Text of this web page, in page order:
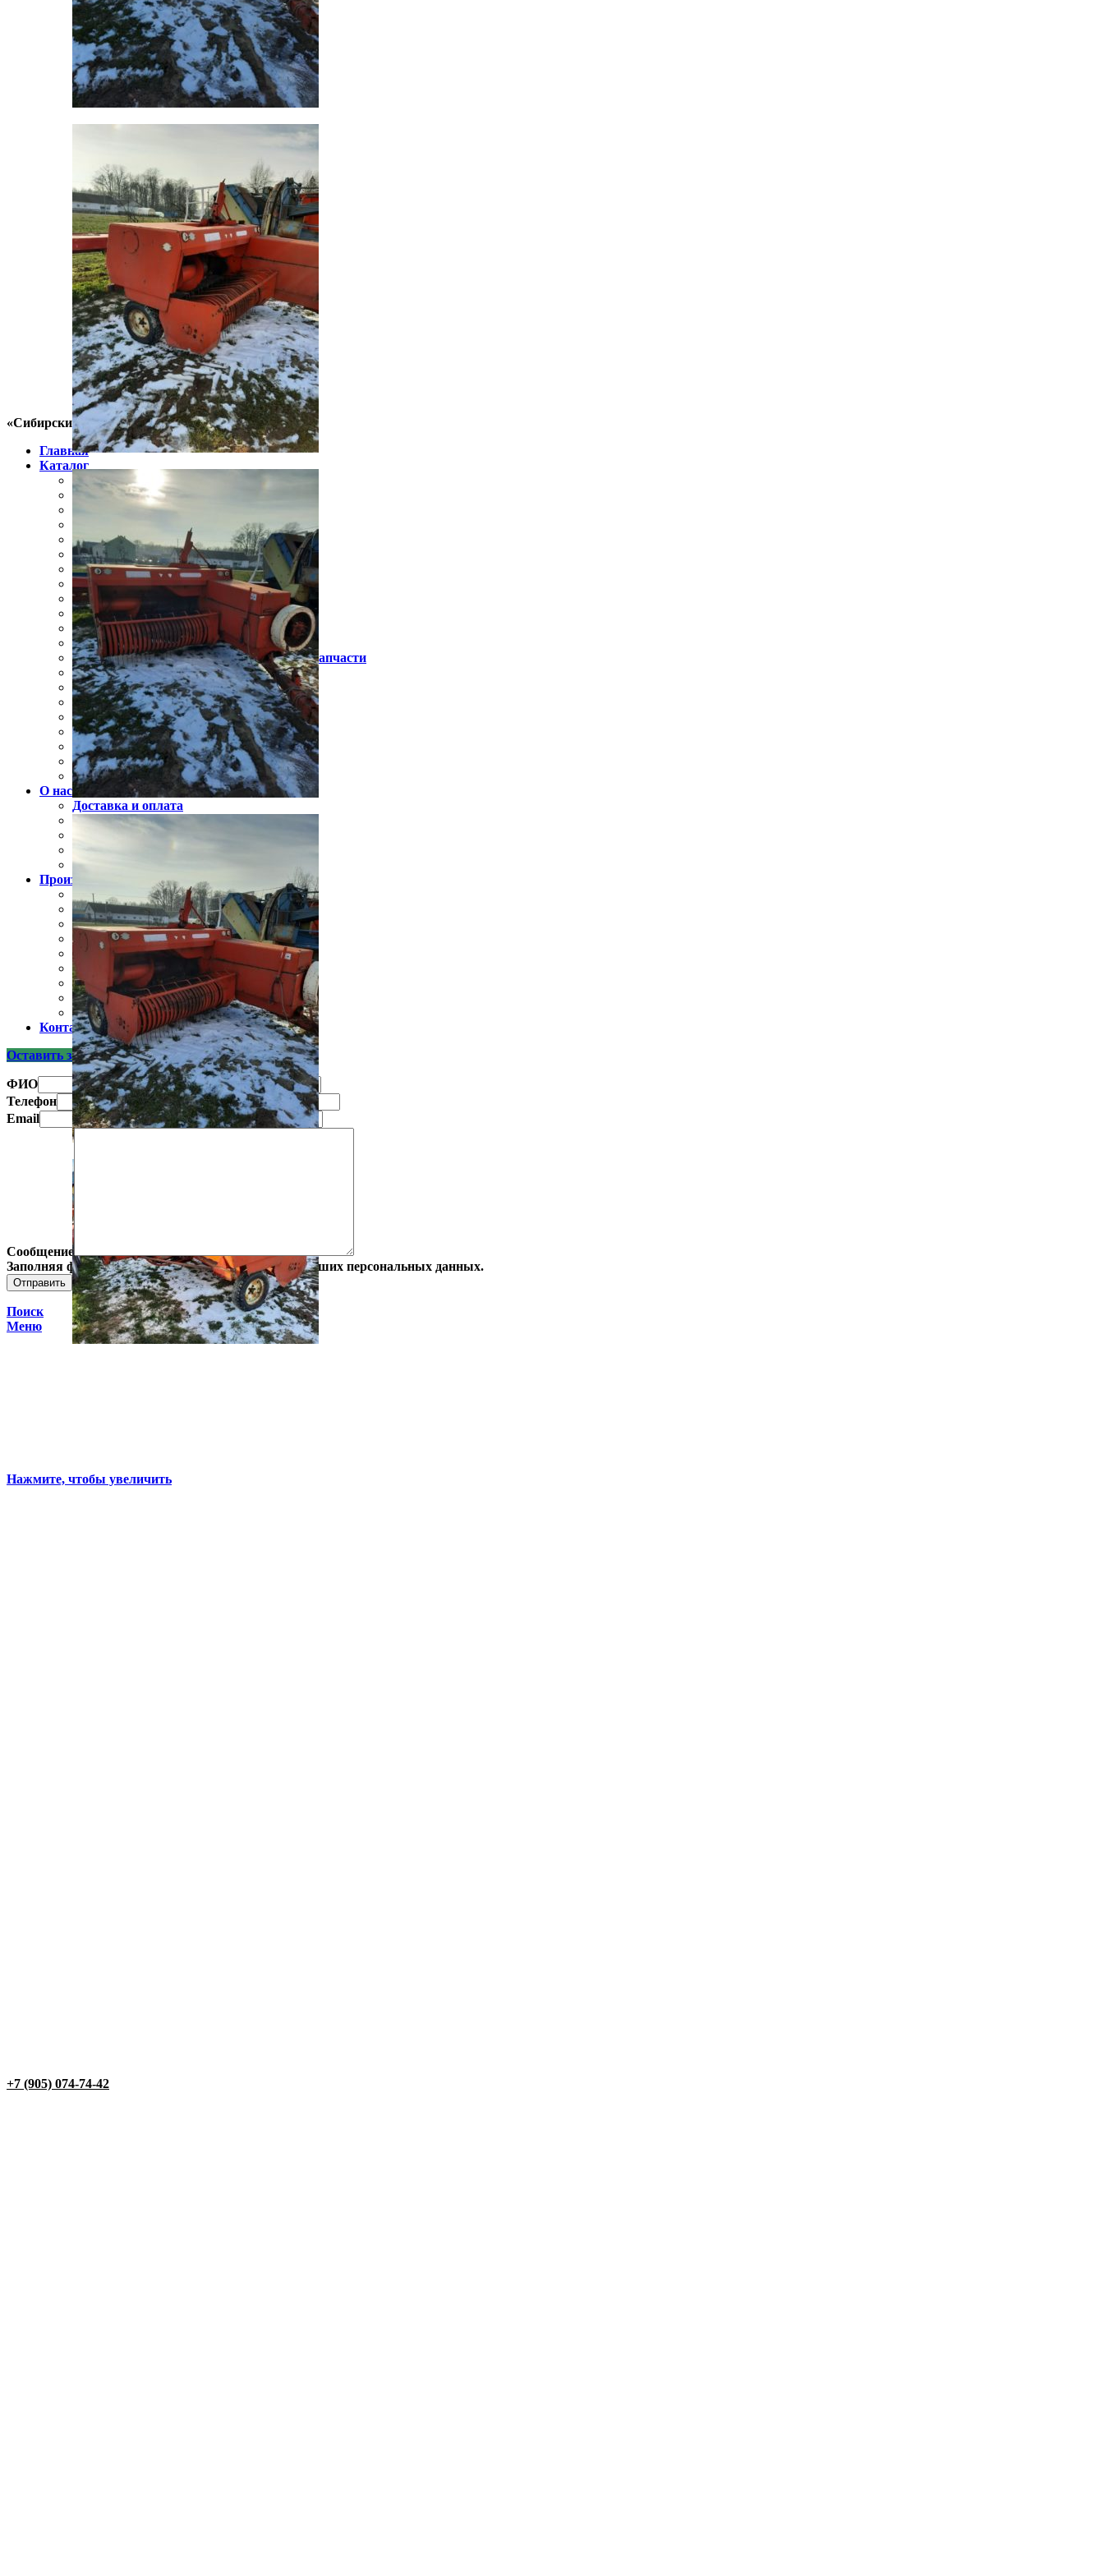
«Сибирский фермер»
Главная
Каталог
Пресс-подборщик
Косилки
Навесное и прицепное оборудование
Тракторы
Техника для агрологистики
Зерносушилки
Мульчеры
Почвенные фрезы
Опрыскиватели
Техника для обработки почвы
Запчасти для техники
Зерноперерабатывающее оборудование, запчасти
Зернопогрузчик
Комбайны
Упаковщики рулонов
Мотоблок
Бункер-перегрузчик зерна
Подборщик транспортировщик рулонов
Прицепы
Гидрооборудование для спецтехники
О нас
Доставка и оплата
Сертификаты
Видео (отзывы и обзоры)
Новости
Полезная информация
Производители
Claas
Jonh Deere
Navigator
Скаут
Лилиани
Унисибмаш
Русич
Чувашпиллер
БДМ-АгроЦентр
Контакты
Оставить заявку
ФИО
Телефон
Email
Сообщение
Заполняя форму, Вы даете согласие на обработку Ваших персональных данных.
Поиск
Меню
+7 (905) 074-74-42
Нажмите, чтобы увеличить